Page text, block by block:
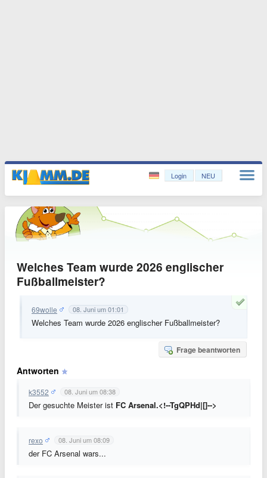
Login NEU
Welches Team wurde 2026 englischer
Fußballmeister?
69wolle 08. Juni um 01:01
Welches Team wurde 2026 englischer Fußballmeister?
Frage beantworten
Antworten
k3552 08. Juni um 08:38
Der gesuchte Meister ist FC Arsenal.<!--TgQPHd|[]-->
rexo 08. Juni um 08:09
der FC Arsenal wars...